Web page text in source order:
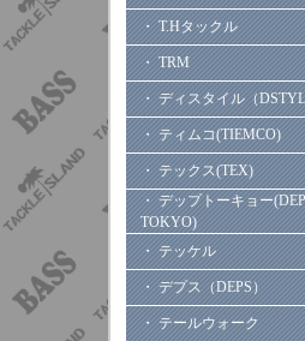
・ T.Hタックル
・ TRM
・ ディスタイル（
・ ティムコ(TIEMCO)
・ テックス(TEX)
・ デップトーキョー
TOKYO)
・ テッケル
・ デプス（DEPS）
・ テールウォーク